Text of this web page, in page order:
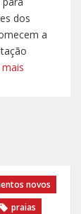
dos
a
novos
praias